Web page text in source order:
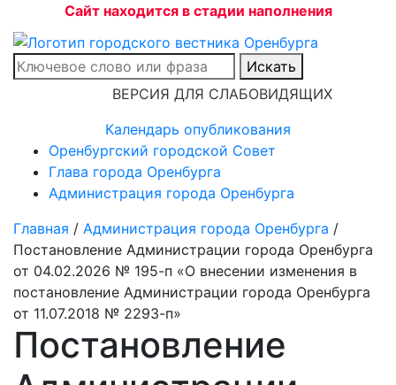
Сайт находится в стадии наполнения
Искать
ВЕРСИЯ ДЛЯ СЛАБОВИДЯЩИХ
Календарь опубликования
Оренбургский городской Совет
Глава города Оренбурга
Администрация города Оренбурга
Главная / Администрация города Оренбурга /
Постановление Администрации города Оренбурга
от 04.02.2026 № 195-п «О внесении изменения в
постановление Администрации города Оренбурга
от 11.07.2018 № 2293-п»
Постановление